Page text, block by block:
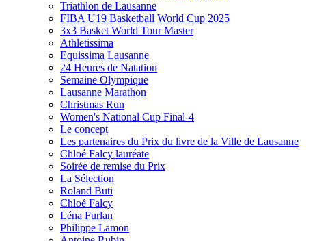
Triathlon de Lausanne
FIBA U19 Basketball World Cup 2025
3x3 Basket World Tour Master
Athletissima
Equissima Lausanne
24 Heures de Natation
Semaine Olympique
Lausanne Marathon
Christmas Run
Women's National Cup Final-4
Le concept
Les partenaires du Prix du livre de la Ville de Lausanne
Chloé Falcy lauréate
Soirée de remise du Prix
La Sélection
Roland Buti
Chloé Falcy
Léna Furlan
Philippe Lamon